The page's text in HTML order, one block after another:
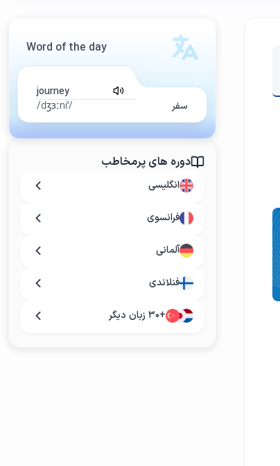
Word of the day
journey
سفر
/ˈdʒɜːni/
دوره های پرمخاطب
انگلیسی
فرانسوی
آلمانی
فنلاندی
+۳۰ زبان دیگر